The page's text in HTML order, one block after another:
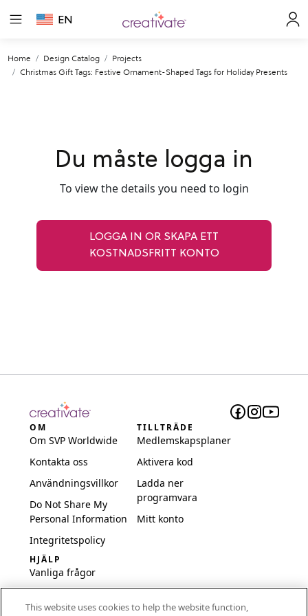
EN
Home Design Catalog
Projects
Christmas Gift Tags: Festive Ornament-Shaped Tags for Holiday Presents
Du måste logga in
To view the details you need to login
LOGGA IN OR SKAPA ETT
KOSTNADSFRITT KONTO
OM
Om SVP Worldwide
Kontakta oss
Användningsvillkor
Do Not Share My
Personal Information
Integritetspolicy
TILLTRÄDE
Medlemskapsplaner
Aktivera kod
Ladda ner
programvara
Mitt konto
HJÄLP
Vanliga frågor
inställningar
This website uses cookies to help the website function,